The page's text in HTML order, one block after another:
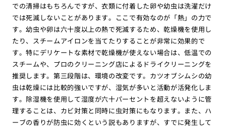
での清掃はもちろんですが、衣類に付着した卵や幼虫は洗濯だけ
では死滅しないことがあります。ここで有効なのが「熱」の力で
す。幼虫や卵は六十度以上の熱で死滅するため、乾燥機を使用し
たり、スチームアイロンを当てたりすることが非常に効果的で
す。特にデリケートな素材で乾燥機が使えない場合は、低温での
スチームや、プロのクリーニング店によるドライクリーニングを
推奨します。第三段階は、環境の改変です。カツオブシムシの幼
虫は乾燥には比較的強いですが、湿気が多いと活動が活発化しま
す。除湿機を使用して湿度が六十パーセントを超えないように管
理することは、カビ対策と同時に虫対策にもなります。また、ハ
ーブの香りが防虫に効くという説もありますが、すでに発生して